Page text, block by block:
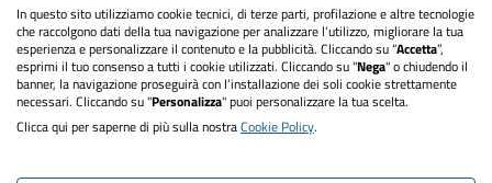
Informativa privacy
Dichiarazione di accessibilità
Note legali
In questo sito utilizziamo cookie tecnici, di terze parti, profilazione e altre tecnologie
che raccolgono dati della tua navigazione per analizzare l’utilizzo, migliorare la tua
esperienza e personalizzare il contenuto e la pubblicità. Cliccando su “Accetta”,
esprimi il tuo consenso a tutti i cookie utilizzati. Cliccando su "Nega" o chiudendo il
banner, la navigazione proseguirà con l’installazione dei soli cookie strettamente
necessari. Cliccando su "Personalizza" puoi personalizzare la tua scelta.
Clicca qui per saperne di più sulla nostraCookie Policy.